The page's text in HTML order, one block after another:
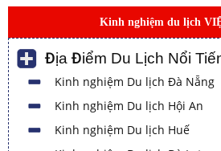
Kinh nghiệm du lịch
Địa Điểm Du Lịch Nổi
Kinh nghiệm Du lịch Đà Nẵng
Kinh nghiệm Du lịch Hội An
Kinh nghiệm Du lịch Huế